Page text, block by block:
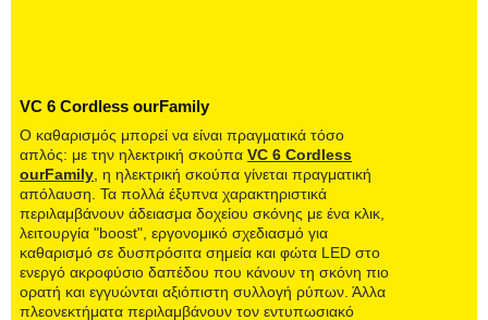
VC 6 Cordless ourFamily
Ο καθαρισμός μπορεί να είναι πραγματικά τόσο
απλός: με την ηλεκτρική σκούπα VC 6 Cordless
ourFamily , η ηλεκτρική σκούπα γίνεται πραγματική
απόλαυση. Τα πολλά έξυπνα χαρακτηριστικά
περιλαμβάνουν άδειασμα δοχείου σκόνης με ένα κλικ,
λειτουργία "boost", εργονομικό σχεδιασμό για
καθαρισμό σε δυσπρόσιτα σημεία και φώτα LED στο
ενεργό ακροφύσιο δαπέδου που κάνουν τη σκόνη πιο
ορατή και εγγυώνται αξιόπιστη συλλογή ρύπων. Άλλα
πλεονεκτήματα περιλαμβάνουν τον εντυπωσιακό